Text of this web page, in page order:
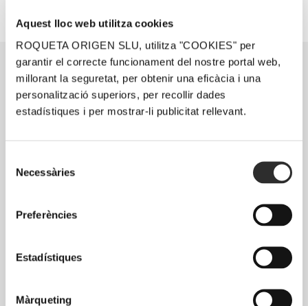
Aquest lloc web utilitza cookies
ROQUETA ORIGEN SLU, utilitza "COOKIES" per
garantir el correcte funcionament del nostre portal web,
millorant la seguretat, per obtenir una eficàcia i una
personalització superiors, per recollir dades
estadístiques i per mostrar-li publicitat rellevant.
Necessàries
Preferències
Estadístiques
Màrqueting